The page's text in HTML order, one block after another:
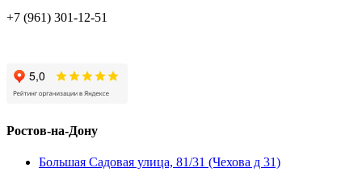
+7 (961) 301-12-51
Ростов-на-Дону
Большая Садовая улица, 81/31 (Чехова д 31)